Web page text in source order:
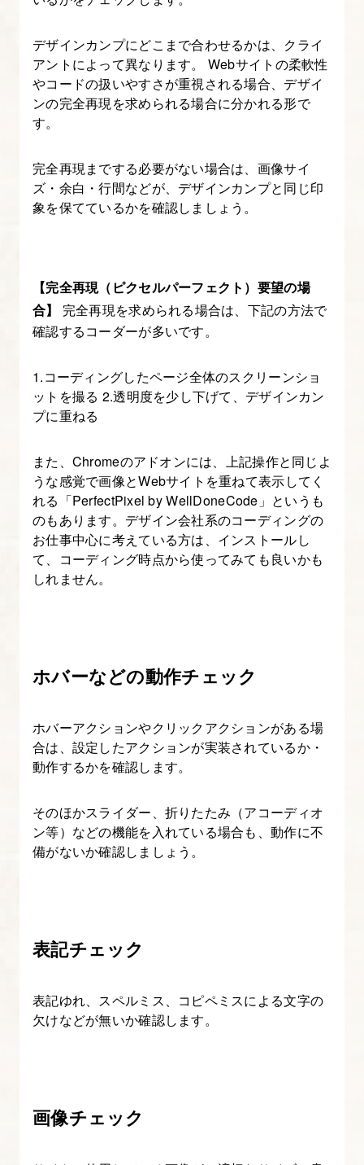
デザインカンプにどこまで合わせるかは、クライ
アントによって異なります。 Webサイトの柔軟性
やコードの扱いやすさが重視される場合、デザイ
ンの完全再現を求められる場合に分かれる形で
す。
完全再現までする必要がない場合は、画像サイ
ズ・余白・行間などが、デザインカンプと同じ印
象を保てているかを確認しましょう。
【完全再現（ピクセルパーフェクト）要望の場
合】
完全再現を求められる場合は、下記の方法で
確認するコーダーが多いです。
1.コーディングしたページ全体のスクリーンショ
ットを撮る 2.透明度を少し下げて、デザインカン
プに重ねる
また、Chromeのアドオンには、上記操作と同じよ
うな感覚で画像とWebサイトを重ねて表示してく
れる「PerfectPixel by WellDoneCode」というも
のもあります。デザイン会社系のコーディングの
お仕事中心に考えている方は、インストールし
て、コーディング時点から使ってみても良いかも
しれません。
ホバーなどの動作チェック
ホバーアクションやクリックアクションがある場
合は、設定したアクションが実装されているか・
動作するかを確認します。
そのほかスライダー、折りたたみ（アコーディオ
ン等）などの機能を入れている場合も、動作に不
備がないか確認しましょう。
表記チェック
表記ゆれ、スペルミス、コピペミスによる文字の
欠けなどが無いか確認します。
画像チェック